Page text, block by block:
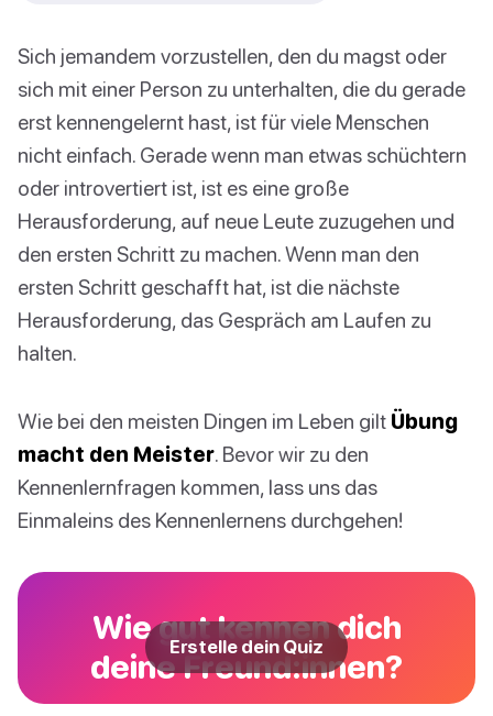
Sich jemandem vorzustellen, den du magst oder
sich mit einer Person zu unterhalten, die du gerade
erst kennengelernt hast, ist für viele Menschen
nicht einfach. Gerade wenn man etwas schüchtern
oder introvertiert ist, ist es eine große
Herausforderung, auf neue Leute zuzugehen und
den ersten Schritt zu machen. Wenn man den
ersten Schritt geschafft hat, ist die nächste
Herausforderung, das Gespräch am Laufen zu
halten.
Wie bei den meisten Dingen im Leben gilt Übung
macht den Meister. Bevor wir zu den
Kennenlernfragen kommen, lass uns das
Einmaleins des Kennenlernens durchgehen!
Wie gut kennen dich
deine Freund:innen?
Erstelle dein Quiz